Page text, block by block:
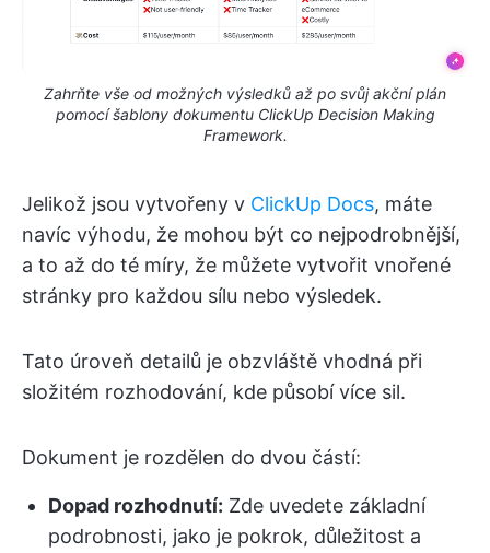
Zahrňte vše od možných výsledků až po svůj akční plán
pomocí šablony dokumentu ClickUp Decision Making
Framework.
Jelikož jsou vytvořeny v ClickUp Docs, máte
navíc výhodu, že mohou být co nejpodrobnější,
a to až do té míry, že můžete vytvořit vnořené
stránky pro každou sílu nebo výsledek.
Tato úroveň detailů je obzvláště vhodná při
složitém rozhodování, kde působí více sil.
Dokument je rozdělen do dvou částí:
Dopad rozhodnutí: Zde uvedete základní
podrobnosti, jako je pokrok, důležitost a